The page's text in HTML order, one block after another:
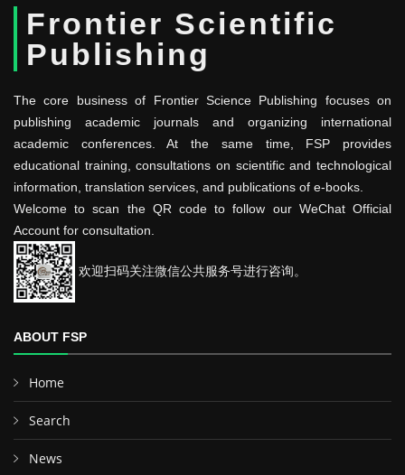
Frontier Scientific
Publishing
The core business of Frontier Science Publishing focuses on
publishing academic journals and organizing international
academic conferences. At the same time, FSP provides
educational training, consultations on scientific and technological
information, translation services, and publications of e-books.
Welcome to scan the QR code to follow our WeChat Official
Account for consultation.
欢迎扫码关注微信公共服务号进行咨询。
ABOUT FSP
Home
Search
News